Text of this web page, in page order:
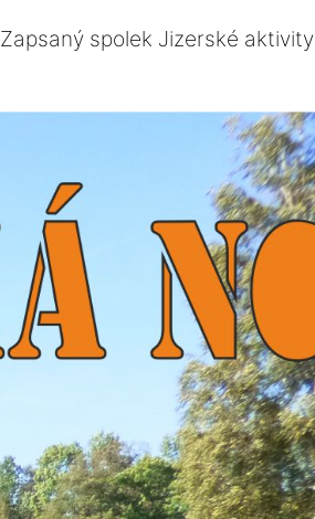
Zapsaný spolek Jizerské aktivity